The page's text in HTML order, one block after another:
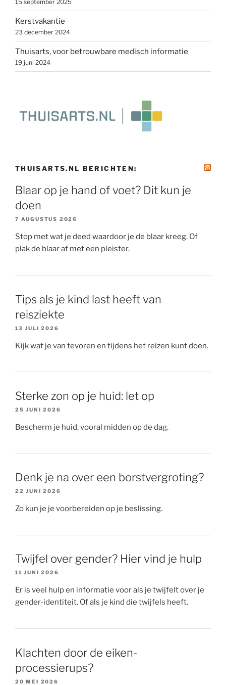
15 september 2025
Kerstvakantie
23 december 2024
Thuisarts, voor betrouwbare medisch informatie
19 juni 2024
THUISARTS.NL BERICHTEN:
Blaar op je hand of voet? Dit kun je
doen
7 AUGUSTUS 2026
Stop met wat je deed waardoor je de blaar kreeg. Of
plak de blaar af met een pleister.
Tips als je kind last heeft van
reisziekte
13 JULI 2026
Kijk wat je van tevoren en tijdens het reizen kunt doen.
Sterke zon op je huid: let op
25 JUNI 2026
Bescherm je huid, vooral midden op de dag.
Denk je na over een borstvergroting?
22 JUNI 2026
Zo kun je je voorbereiden op je beslissing.
Twijfel over gender? Hier vind je hulp
11 JUNI 2026
Er is veel hulp en informatie voor als je twijfelt over je
gender-identiteit. Of als je kind die twijfels heeft.
Klachten door de eiken-
processierups?
20 MEI 2026